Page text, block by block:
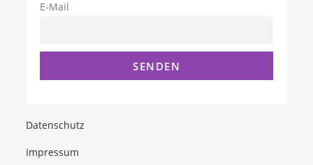
E-Mail
Datenschutz
Impressum